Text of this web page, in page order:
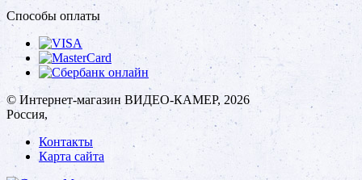
Способы оплаты
© Интернет-магазин ВИДЕО-КАМЕР, 2026
Россия,
Контакты
Карта сайта